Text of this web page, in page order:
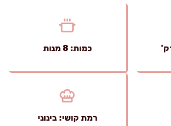
כמות: 8 מנות
רמת קושי: בינוני